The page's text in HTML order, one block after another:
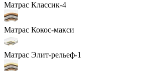
Матрас Классик-4
Матрас Кокос-макси
Матрас Элит-рельеф-1